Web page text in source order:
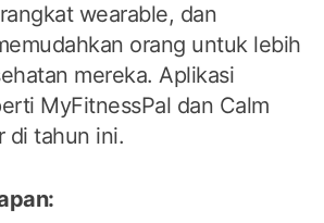
wearable, dan
orang untuk lebih
mereka. Aplikasi
MyFitnessPal dan Calm
di tahun ini.